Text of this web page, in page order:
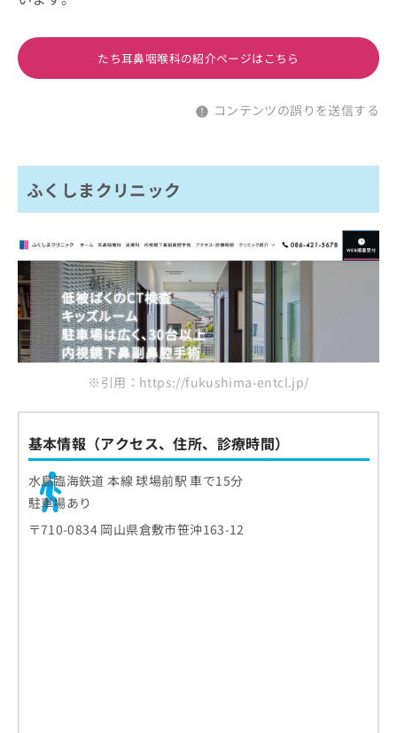
たち耳鼻咽喉科の紹介ページはこちら
コンテンツの誤りを送信する
ふくしまクリニック
※引用：https://fukushima-entcl.jp/
基本情報（アクセス、住所、診療時間）
水島臨海鉄道 本線 球場前駅 車で15分
駐車場あり
〒710-0834 岡山県倉敷市笹沖163-12